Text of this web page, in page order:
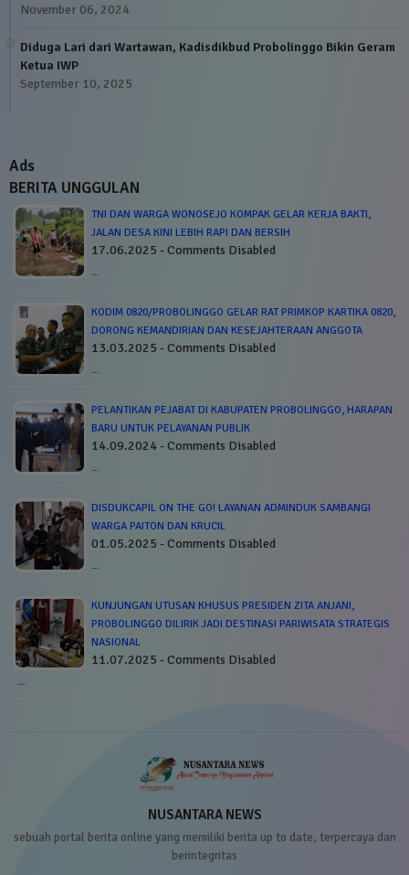
November 06, 2024
Diduga Lari dari Wartawan, Kadisdikbud Probolinggo Bikin Geram
Ketua IWP
September 10, 2025
Ads
BERITA UNGGULAN
TNI DAN WARGA WONOSEJO KOMPAK GELAR KERJA BAKTI,
JALAN DESA KINI LEBIH RAPI DAN BERSIH
17.06.2025 - Comments Disabled
…
KODIM 0820/PROBOLINGGO GELAR RAT PRIMKOP KARTIKA 0820,
DORONG KEMANDIRIAN DAN KESEJAHTERAAN ANGGOTA
13.03.2025 - Comments Disabled
…
PELANTIKAN PEJABAT DI KABUPATEN PROBOLINGGO, HARAPAN
BARU UNTUK PELAYANAN PUBLIK
14.09.2024 - Comments Disabled
…
DISDUKCAPIL ON THE GO! LAYANAN ADMINDUK SAMBANGI
WARGA PAITON DAN KRUCIL
01.05.2025 - Comments Disabled
…
KUNJUNGAN UTUSAN KHUSUS PRESIDEN ZITA ANJANI,
PROBOLINGGO DILIRIK JADI DESTINASI PARIWISATA STRATEGIS
NASIONAL
11.07.2025 - Comments Disabled
…
NUSANTARA NEWS
sebuah portal berita online yang memiliki berita up to date, terpercaya dan
berintegritas